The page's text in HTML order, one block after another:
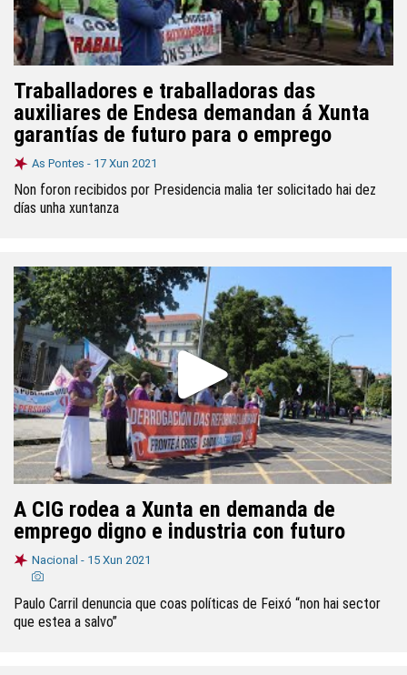
Traballadores e traballadoras das
auxiliares de Endesa demandan á Xunta
garantías de futuro para o emprego
As Pontes - 17 Xun 2021
Non foron recibidos por Presidencia malia ter solicitado hai dez
días unha xuntanza
A CIG rodea a Xunta en demanda de
emprego digno e industria con futuro
Nacional - 15 Xun 2021
Paulo Carril denuncia que coas políticas de Feixó “non hai sector
que estea a salvo”